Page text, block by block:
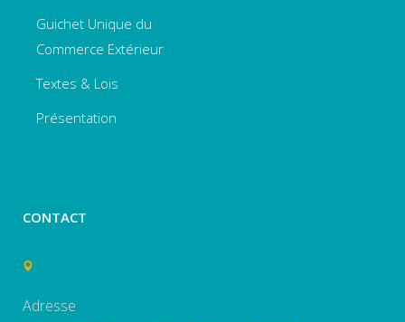
Guichet Unique du
Commerce Extérieur
Textes & Lois
Présentation
CONTACT
Adresse